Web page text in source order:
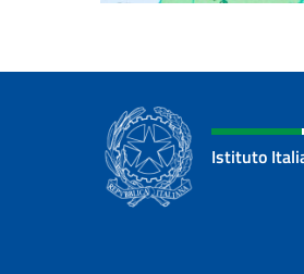
Istituto